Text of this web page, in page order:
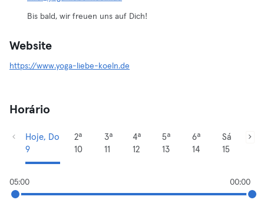
Bis bald, wir freuen uns auf Dich!
Website
https://www.yoga-liebe-koeln.de
Horário
Hoje, Do
9
2ª
10
3ª
11
4ª
12
5ª
13
6ª
14
Sá
15
05:00 00:00